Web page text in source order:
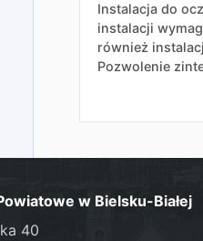
Instalacja do
instalacji
również
Pozwolenie
w Bielsku-Białej
40